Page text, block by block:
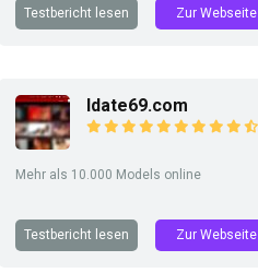
Testbericht lesen Zur Webseite
Idate69.com
Mehr als 10.000 Models online
Testbericht lesen Zur Webseite